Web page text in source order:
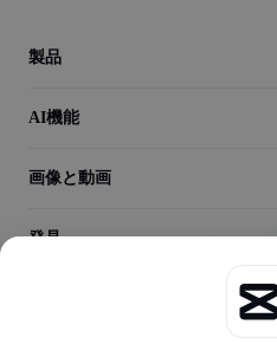
動画コンバーター
製品
AI機能
画像と動画
発見